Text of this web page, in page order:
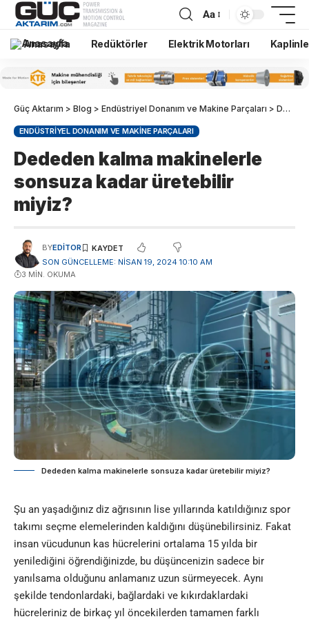
Aa
Anasayfa Redüktörler Elektrik Motorları
Güç Aktarım > Blog > Endüstriyel Donanım ve Makine Parçaları > Dededen kalma makinelerle sonsuza kadar üretebilir miyiz?
ENDÜSTRIYEL DONANIM VE MAKINE PARÇALARI
Dededen kalma makinelerle
sonsuza kadar üretebilir
miyiz?
SON GÜNCELLEME: NISAN 19, 2024 10:10 AM
BYEDITOR
3 MIN. OKUMA
Dededen kalma makinelerle sonsuza kadar üretebilir miyiz?
Şu an yaşadığınız diz ağrısının lise yıllarında katıldığınız spor
takımı seçme elemelerinden kaldığını düşünebilirsiniz. Fakat
insan vücudunun kas hücrelerini ortalama 15 yılda bir
yenilediğini öğrendiğinizde, bu düşüncenizin sadece bir
yanılsama olduğunu anlamanız uzun sürmeyecek. Aynı
şekilde tendonlardaki, bağlardaki ve kıkırdaklardaki
hücreleriniz de birkaç yıl öncekilerden tamamen farklı